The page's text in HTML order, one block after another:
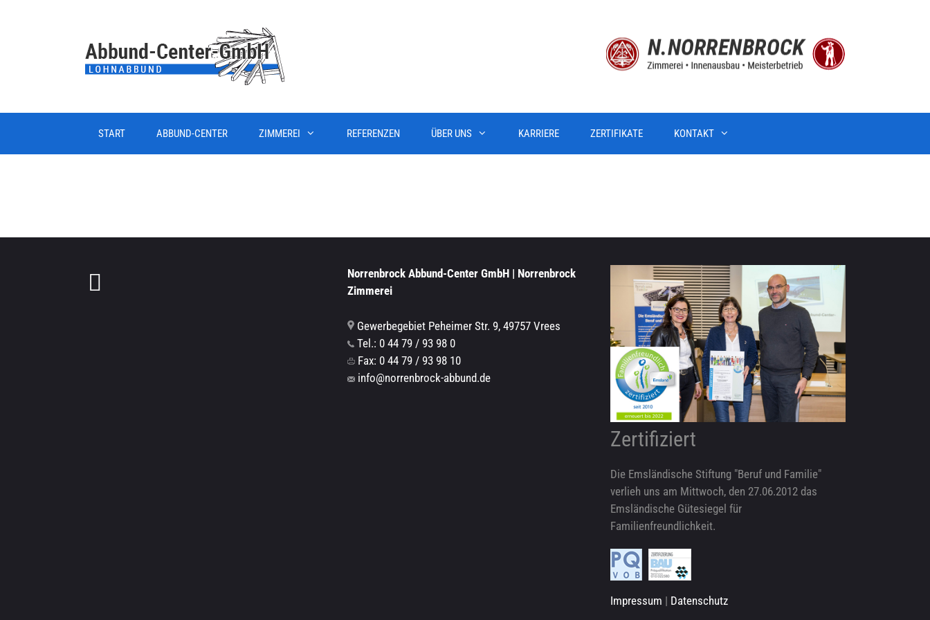
START ABBUND-CENTER ZIMMEREI REFERENZEN ÜBER UNS KARRIERE ZERTIFIKATE KONTAKT
Norrenbrock Abbund-Center GmbH | Norrenbrock
Zimmerei
Gewerbegebiet Peheimer Str. 9, 49757 Vrees
Tel.: 0 44 79 / 93 98 0
Fax: 0 44 79 / 93 98 10
info@norrenbrock-abbund.de
Zertifiziert
Die Emsländische Stiftung "Beruf und Familie"
verlieh uns am Mittwoch, den 27.06.2012 das
Emsländische Gütesiegel für
Familienfreundlichkeit.
Impressum | Datenschutz